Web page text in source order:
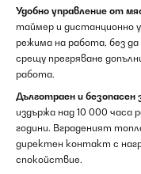
Удобно управление от
таймер и дистанционно
режима на работа, без
срещу прегряване
работа.
Дълготраен и безопасен
издържа над 10 000 часа
години. Вграденият
директен контакт с
спокойствие.